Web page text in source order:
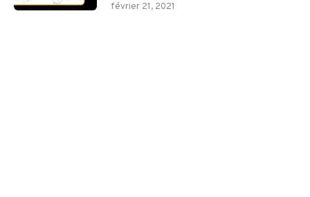
février 21, 2021